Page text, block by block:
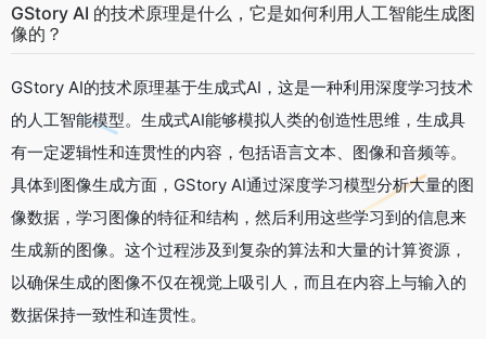
GStory AI 的技术原理是什么，它是如何利用人工智能生成图
像的？
GStory AI的技术原理基于生成式AI，这是一种利用深度学习技术
的人工智能模型。生成式AI能够模拟人类的创造性思维，生成具
有一定逻辑性和连贯性的内容，包括语言文本、图像和音频等。
具体到图像生成方面，GStory AI通过深度学习模型分析大量的图
像数据，学习图像的特征和结构，然后利用这些学习到的信息来
生成新的图像。这个过程涉及到复杂的算法和大量的计算资源，
以确保生成的图像不仅在视觉上吸引人，而且在内容上与输入的
数据保持一致性和连贯性。